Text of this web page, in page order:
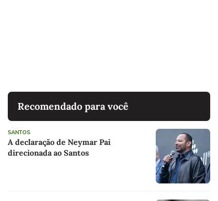
Recomendado para você
SANTOS
A declaração de Neymar Pai
direcionada ao Santos